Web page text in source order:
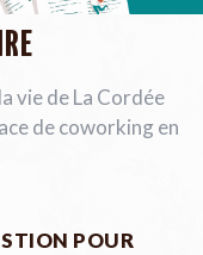
vie de La Cordée
de coworking en
POUR